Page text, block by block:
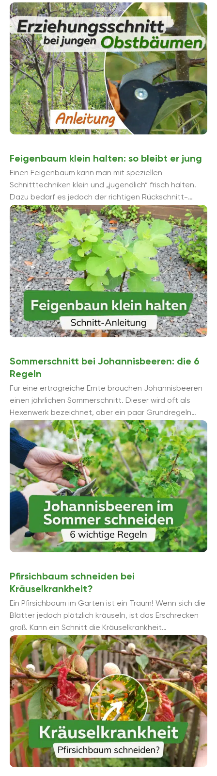
belichteten Kronenaufbau, ...
Feigenbaum klein halten: so bleibt er jung
Einen Feigenbaum kann man mit speziellen
Schnitttechniken klein und „jugendlich“ frisch halten.
Dazu bedarf es jedoch der richtigen Rückschnitt-
Anleitungen, die wir Ihnen in diesem Beitrag vorstellen
möchten.
Sommerschnitt bei Johannisbeeren: die 6
Regeln
Für eine ertragreiche Ernte brauchen Johannisbeeren
einen jährlichen Sommerschnitt. Dieser wird oft als
Hexenwerk bezeichnet, aber ein paar Grundregeln
sorgen dafür, dass das Schneiden der Sträucher ...
Pfirsichbaum schneiden bei
Kräuselkrankheit?
Ein Pfirsichbaum im Garten ist ein Traum! Wenn sich die
Blätter jedoch plötzlich kräuseln, ist das Erschrecken
groß. Kann ein Schnitt die Kräuselkrankheit
bekämpfen? Wir ...